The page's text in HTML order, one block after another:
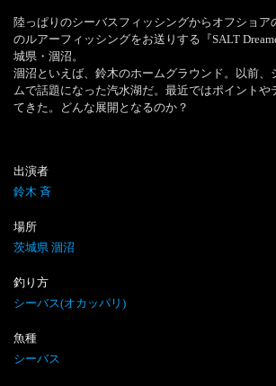
陸っぱりのシーバスフィッシングからオフショア
のルアーフィッシングをお送りする『SALT
城県・涸沼。
涸沼といえば、鈴木のホームグラウンド。以前、
ムで話題になった汽水湖だ。最近ではポイントや
出演者
鈴木 斉
場所
茨城県 涸沼
釣り方
シーバス(オカッパリ)
魚種
シーバス